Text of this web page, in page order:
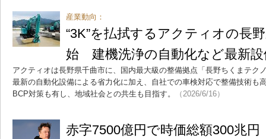
産業動向：
“3K”を払拭するアクティオの長
始 建機洗浄の自動化など最新設
アクティオは長野県千曲市に、国内最大級の整備拠点「長野ちくまテク
最新の自動化設備による省力化に加え、自社での車検対応で整備技術も
BCP対策も有し、地域社会との共生も目指す。
（2026/6/16）
赤字7500億円で時価総額300兆